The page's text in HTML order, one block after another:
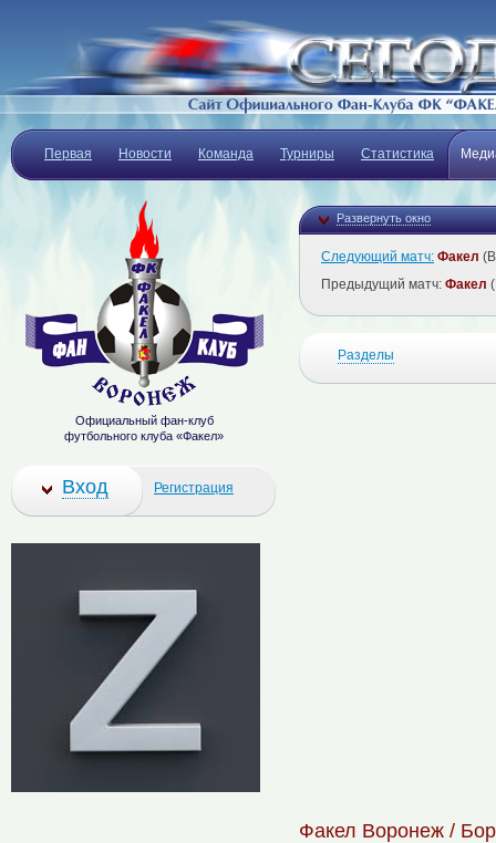
Первая Новости Команда Турниры Статистика
Развернуть окно
Следующий матч: Факел
Предыдущий матч: Факел
Разделы
Факел Воронеж /
Официальный фан-клуб
футбольного клуба «Факел»
Вход Регистрация